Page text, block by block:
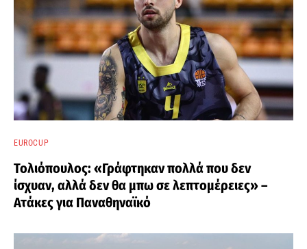
EUROCUP
Τολιόπουλος: «Γράφτηκαν πολλά που δεν
ίσχυαν, αλλά δεν θα μπω σε λεπτομέρειες» –
Ατάκες για Παναθηναϊκό